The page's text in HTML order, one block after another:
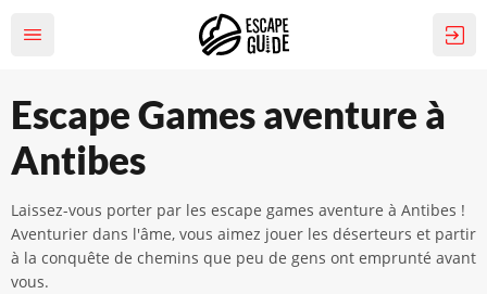
Escape Games aventure à
Antibes
Laissez-vous porter par les escape games aventure à Antibes !
Aventurier dans l'âme, vous aimez jouer les déserteurs et partir
à la conquête de chemins que peu de gens ont emprunté avant
vous.